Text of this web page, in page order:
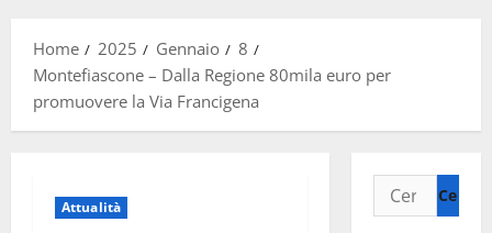
Home
2025 Gennaio
8
Montefiascone – Dalla Regione 80mila euro per
promuovere la Via Francigena
Attualità
Ricerca
per: